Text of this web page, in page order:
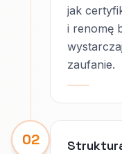
jak
i renomę
zaufanie.
02